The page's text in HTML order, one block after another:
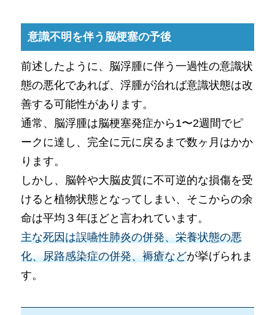
意識不明を伴う脳梗塞の予後
前述したように、脳浮腫に伴う一過性の意識状
態の悪化であれば​​、浮腫が治れば意識状態は改
善する可能性があります。
通常、脳浮腫は脳梗塞発症から1〜2週間でピ
ークに達し、完全に元に戻るまで数ヶ月はかか
ります。
しかし、脳幹や大脳皮質に不可逆的な損傷を受
けると植物状態となってしまい、そこからの余
命は平均３年ほどと言われています。
主な死因は誤嚥性肺炎の併発、栄養状態の悪
化、尿路感染症の併発、褥瘡などが挙げられま
す。